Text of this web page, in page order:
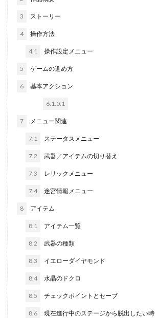
3 ストーリー
4 操作方法
4.1 操作設定メニュー
5 ゲームの進め方
6 基本アクション
6.1.0.1
7 メニュー関連
7.1 ステータスメニュー
7.2 武器／アイテムの切り替え
7.3 レリックメニュー
7.4 迷宮情報メニュー
8 アイテム
8.1 アイテム一覧
8.2 武器の種類
8.3 イエローダイヤモンド
8.4 水晶のドクロ
8.5 チェックポイントとセーブ
8.6 現在進行中のステージから脱出したい時